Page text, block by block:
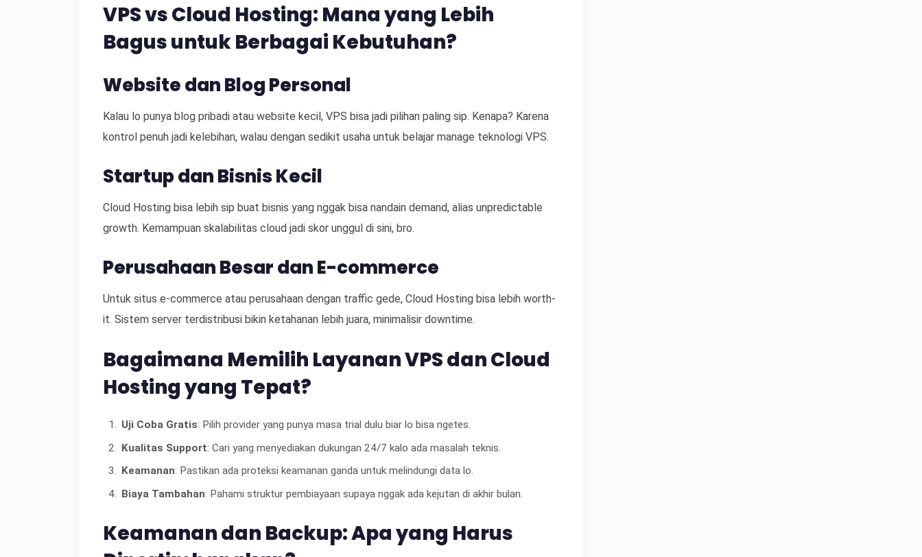
VPS vs Cloud Hosting: Mana yang Lebih
Bagus untuk Berbagai Kebutuhan?
Website dan Blog Personal
Kalau lo punya blog pribadi atau website kecil, VPS bisa jadi pilihan paling sip. Kenapa? Karena
kontrol penuh jadi kelebihan, walau dengan sedikit usaha untuk belajar manage teknologi VPS.
Startup dan Bisnis Kecil
Cloud Hosting bisa lebih sip buat bisnis yang nggak bisa nandain demand, alias unpredictable
growth. Kemampuan skalabilitas cloud jadi skor unggul di sini, bro.
Perusahaan Besar dan E-commerce
Untuk situs e-commerce atau perusahaan dengan traffic gede, Cloud Hosting bisa lebih worth-
it. Sistem server terdistribusi bikin ketahanan lebih juara, minimalisir downtime.
Bagaimana Memilih Layanan VPS dan Cloud
Hosting yang Tepat?
Uji Coba Gratis: Pilih provider yang punya masa trial dulu biar lo bisa ngetes.
Kualitas Support: Cari yang menyediakan dukungan 24/7 kalo ada masalah teknis.
Keamanan: Pastikan ada proteksi keamanan ganda untuk melindungi data lo.
Biaya Tambahan: Pahami struktur pembiayaan supaya nggak ada kejutan di akhir bulan.
Keamanan dan Backup: Apa yang Harus